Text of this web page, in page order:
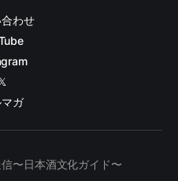
わせ
マガ
〜日本酒文化ガイド〜